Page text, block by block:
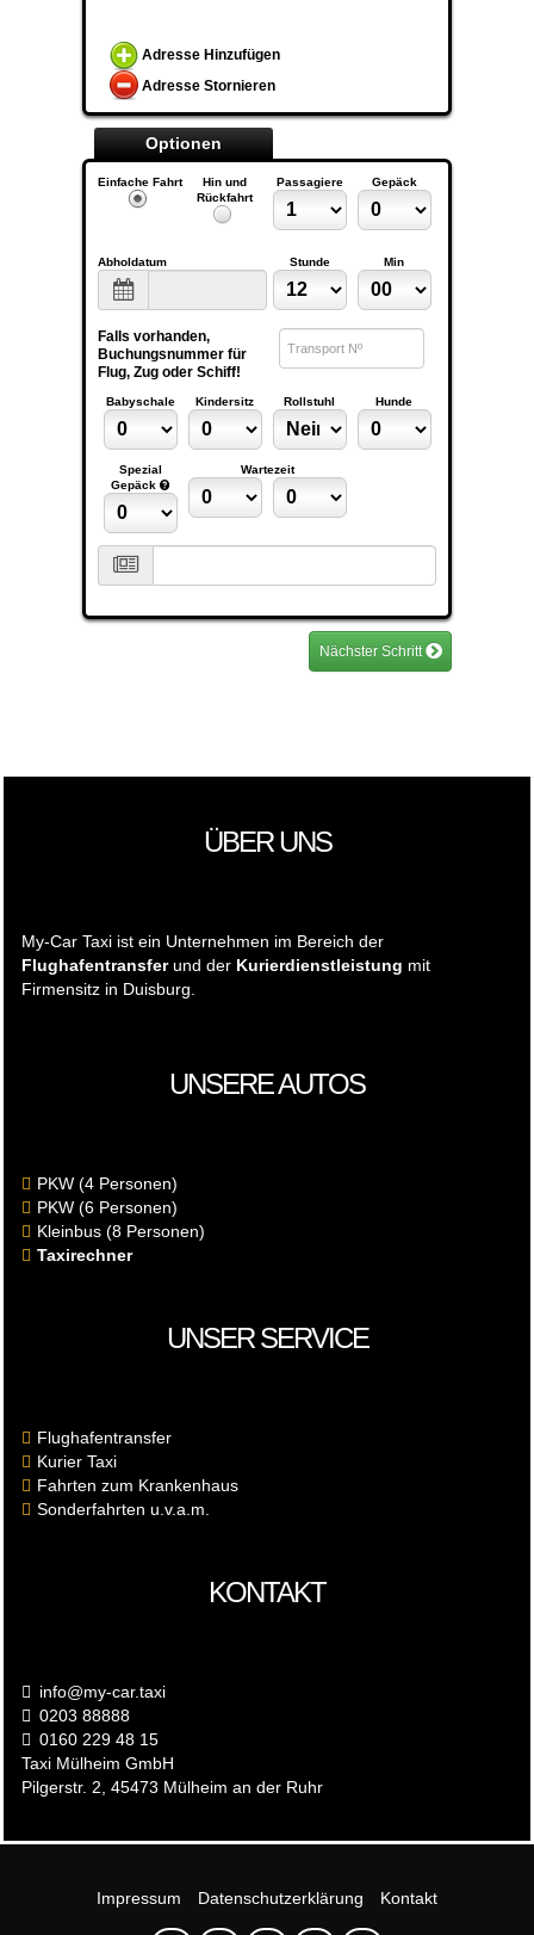
ÜBER UNS
My-Car Taxi ist ein Unternehmen im Bereich der
Flughafentransferund der Kurierdienstleistung mit
Firmensitz in Duisburg.
UNSERE AUTOS
PKW (4 Personen)
PKW (6 Personen)
Kleinbus (8 Personen)
Taxirechner
UNSER SERVICE
Flughafentransfer
Kurier Taxi
Fahrten zum Krankenhaus
Sonderfahrten u.v.a.m.
KONTAKT
info@my-car.taxi
0203 88888
0160 229 48 15
Taxi Mülheim GmbH
Pilgerstr. 2 , 45473 Mülheim an der Ruhr
Impressum Datenschutzerklärung Kontakt